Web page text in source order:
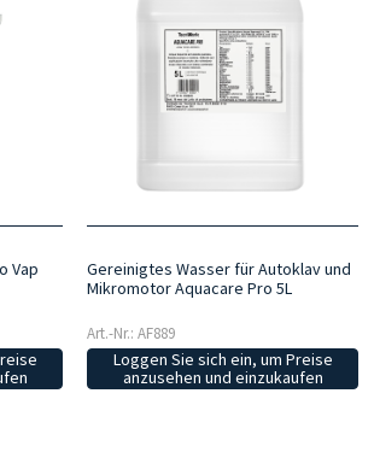
Vap
Gereinigtes Wasser für Autoklav und
Mikromotor Aquacare Pro 5L
Art.-Nr.: AF889
Loggen Sie sich ein, um Preise
anzusehen und einzukaufen